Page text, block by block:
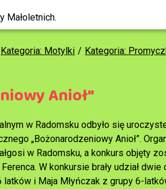
Małoletnich.
Kategoria: Motylki
Kategoria:
Anioł"
w Radomsku odbyło się
„Bożonarodzeniowy Anioł”.
w Radomsku, a konkurs objęty
W konkursie brały udział
i Maja Młyńczak z grupy 6-